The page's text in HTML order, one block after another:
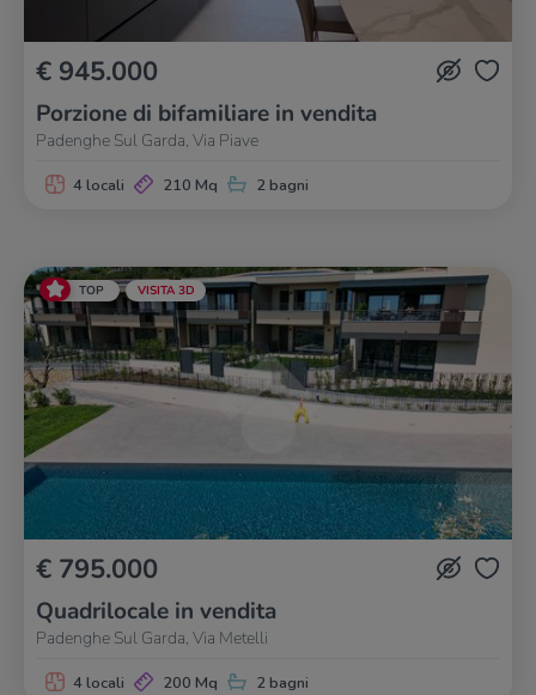
€ 945.000
Porzione di bifamiliare in vendita
Padenghe Sul Garda, Via Piave
4 locali 210 Mq 2 bagni
TOP VISITA 3D
€ 795.000
Quadrilocale in vendita
Padenghe Sul Garda, Via Metelli
4 locali 200 Mq 2 bagni